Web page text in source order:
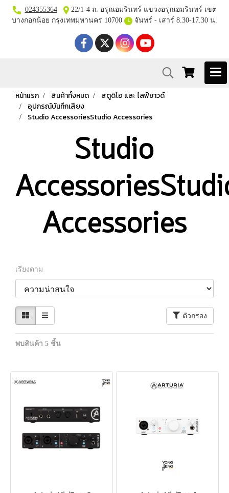
024355364
22/1-4 ถ. อรุณอมรินทร์ แขวงอรุณอมรินทร์ เขต
บางกอกน้อย กรุงเทพมหานคร 10700
จันทร์ - เสาร์ 8.30-17.30 น.
หน้าแรก สินค้าทั้งหมด
สตูดิโอ และ ไลฟ์ซาวด์
อุปกรณ์บันทึกเสียง
Studio AccessoriesStudio Accessories
Studio
Accessories
เรียงตาม
ตัวกรอง
พบสินค้า 5 ชิ้น